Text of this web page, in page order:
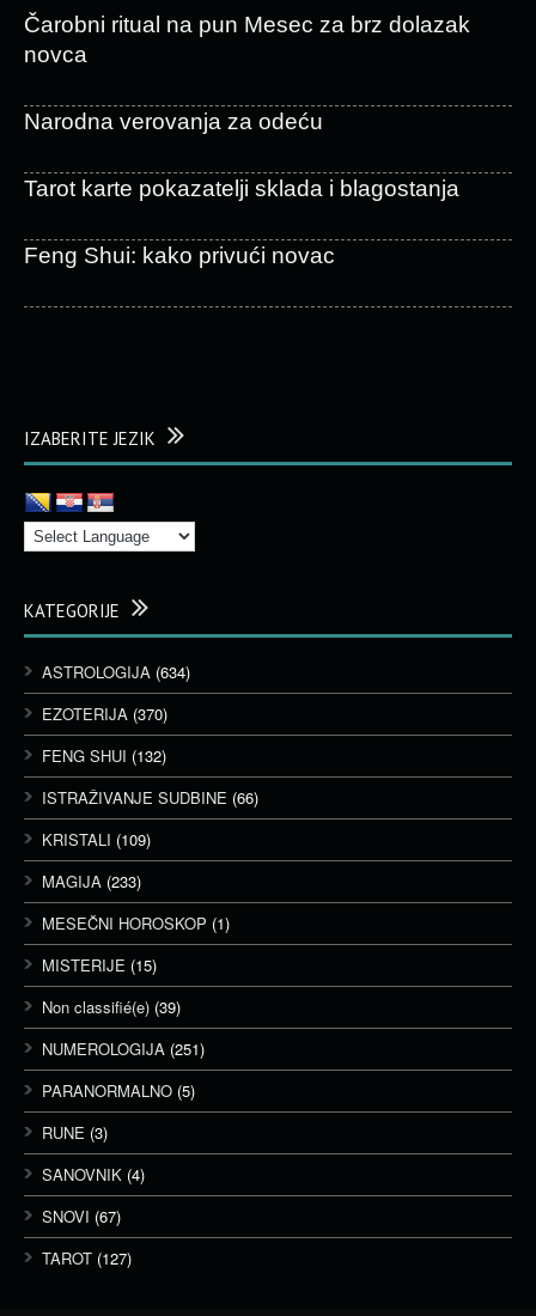
Čarobni ritual na pun Mesec za brz dolazak
novca
Narodna verovanja za odeću
Tarot karte pokazatelji sklada i blagostanja
Feng Shui: kako privući novac
IZABERITE JEZIK
KATEGORIJE
ASTROLOGIJA (634)
EZOTERIJA (370)
FENG SHUI (132)
ISTRAŽIVANJE SUDBINE (66)
KRISTALI (109)
MAGIJA (233)
MESEČNI HOROSKOP (1)
MISTERIJE (15)
Non classifié(e) (39)
NUMEROLOGIJA (251)
PARANORMALNO (5)
RUNE (3)
SANOVNIK (4)
SNOVI (67)
TAROT (127)